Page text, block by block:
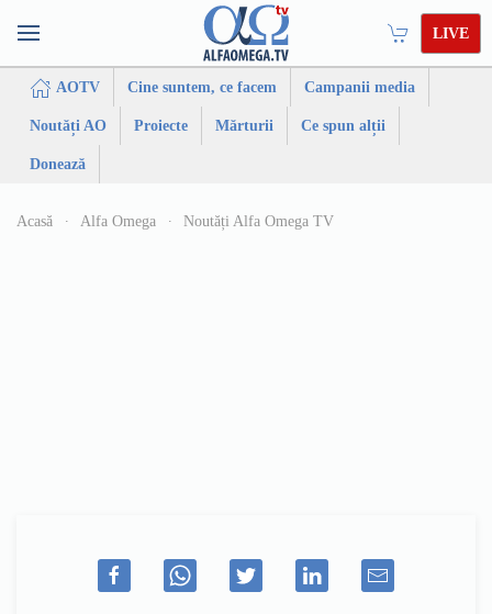
LIVE
AOTV Cine suntem, ce facem Campanii media
Noutăți AO Proiecte Mărturii Ce spun alții
Donează
Acasă Alfa Omega Noutăți Alfa Omega TV